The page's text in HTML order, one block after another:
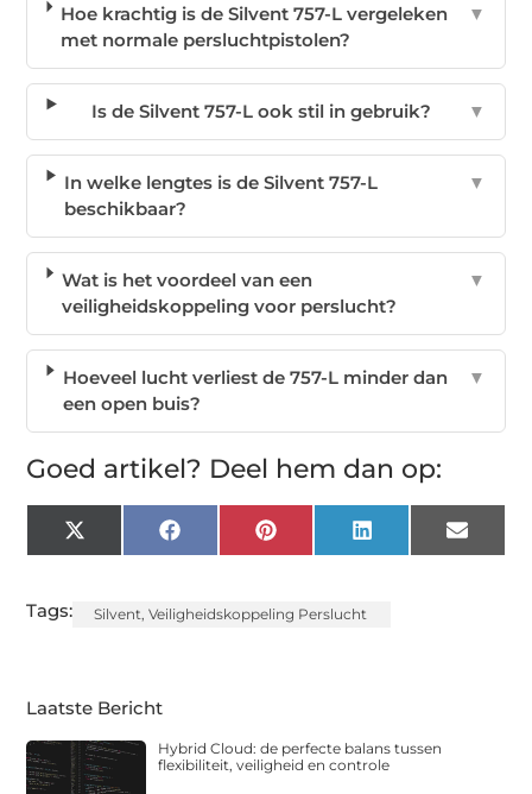
Hoe krachtig is de Silvent 757-L vergeleken
met normale persluchtpistolen?
▼
Is de Silvent 757-L ook stil in gebruik? ▼
In welke lengtes is de Silvent 757-L
beschikbaar?
▼
Wat is het voordeel van een
veiligheidskoppeling voor perslucht?
▼
Hoeveel lucht verliest de 757-L minder dan
een open buis?
▼
Goed artikel? Deel hem dan op:
X
(Twitter)
FacebookPinterest LinkedIn Email
Tags: Silvent ,Veiligheidskoppeling Perslucht
Laatste Bericht
Hybrid Cloud: de perfecte balans tussen
flexibiliteit, veiligheid en controle